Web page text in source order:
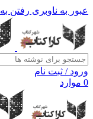
عبور به ناوبری رفتن
ورود / ثبت نام
0 موارد